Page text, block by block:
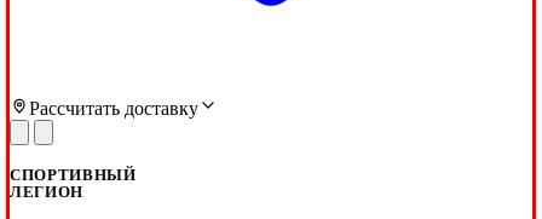
Рассчитать доставку
СПОРТИВНЫЙ
ЛЕГИОН